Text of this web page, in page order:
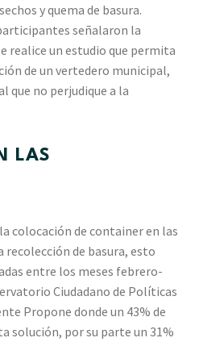
y quema de basura.
señalaron la
realice un estudio que permita
de un vertedero municipal,
que no perjudique a la
LAS
colocación de container en las
de basura, esto
entre los meses febrero-
Ciudadano de Políticas
Propone donde un 43% de
solución, por su parte un 31%